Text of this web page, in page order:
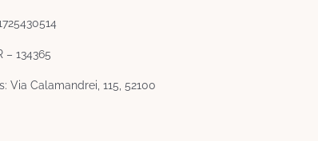
– 134365
Via Calamandrei, 115, 52100